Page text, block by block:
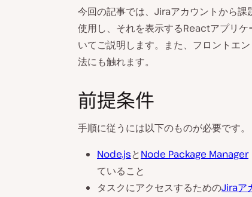
今回の記事では、Jiraアカウントから課
使用し、それを表示するReactアプリ
いてご説明します。また、フロントエ
法にも触れます。
前提条件
手順に従うには以下のものが必要です。
Node.jsとNode Package Manager
ていること
タスクにアクセスするためのJiraア